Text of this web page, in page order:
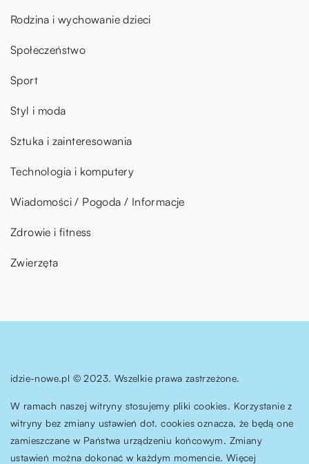
Rodzina i wychowanie dzieci
Społeczeństwo
Sport
Styl i moda
Sztuka i zainteresowania
Technologia i komputery
Wiadomości / Pogoda / Informacje
Zdrowie i fitness
Zwierzęta
idzie-nowe.pl © 2023. Wszelkie prawa zastrzeżone.
W ramach naszej witryny stosujemy pliki cookies. Korzystanie z
witryny bez zmiany ustawień dot. cookies oznacza, że będą one
zamieszczane w Państwa urządzeniu końcowym. Zmiany
ustawień można dokonać w każdym momencie. Więcej